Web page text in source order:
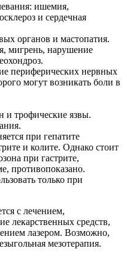
ишемия,
и сердечная
органов и мастопатия.
мигрень, нарушение
периферических нервных
могут возникать боли в
и трофические язвы.
при гепатите
и колите. Однако стоит
при гастрите,
противопоказано.
только при
с лечением,
лекарственных средств,
лазером. Возможно,
мезотерапия.